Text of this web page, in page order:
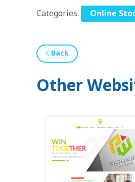
Categories: Online
Back
Other